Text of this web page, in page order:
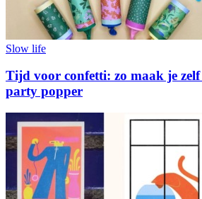
Slow life
Tijd voor confetti: zo maak je
party popper